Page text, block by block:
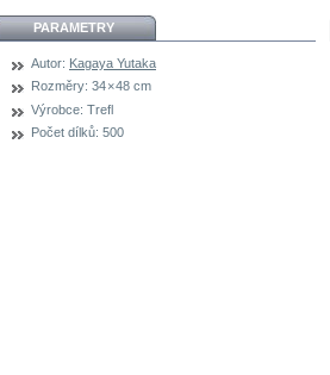
PARAMETRY
Autor: Kagaya Yutaka
Rozměry: 34 × 48 cm
Výrobce: Trefl
Počet dílků: 500